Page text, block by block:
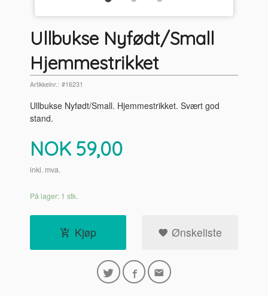
Ullbukse Nyfødt/Small
Hjemmestrikket
Artikkelnr.: #16231
Ullbukse Nyfødt/Small. Hjemmestrikket. Svært god
stand.
Pris
NOK 59,00
inkl. mva.
På lager: 1 stk.
Kjøp Ønskeliste